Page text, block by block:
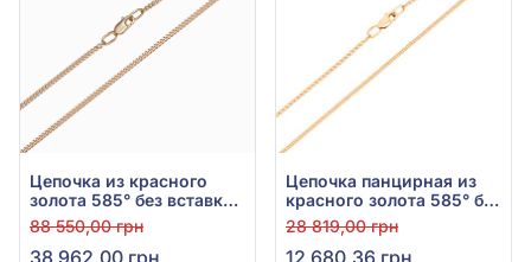
Цепочка из красного
золота 585° без вставки,
арт. 50101105041
88 550,00 грн
Цепочка панцирная из
красного золота 585° без
вставки, арт.
50106202541
28 819,00 грн